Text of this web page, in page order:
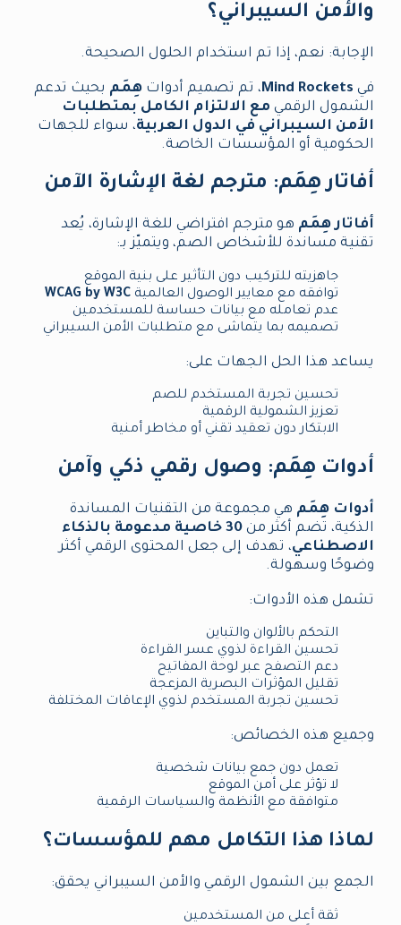
والأمن السيبراني؟
الإجابة: نعم، إذا تم استخدام الحلول الصحيحة.
في Mind Rockets، تم تصميم أدوات هِمَم بحيث تدعم
الشمول الرقمي مع الالتزام الكامل بمتطلبات
الأمن السيبراني في الدول العربية، سواء للجهات
الحكومية أو المؤسسات الخاصة.
أفاتار هِمَم: مترجم لغة الإشارة الآمن
أفاتار هِمَم هو مترجم افتراضي للغة الإشارة، يُعد
تقنية مساندة للأشخاص الصم، ويتميّز بـ:
جاهزيته للتركيب دون التأثير على بنية الموقع
توافقه مع معايير الوصول العالمية WCAG by W3C
عدم تعامله مع بيانات حساسة للمستخدمين
تصميمه بما يتماشى مع متطلبات الأمن السيبراني
يساعد هذا الحل الجهات على:
تحسين تجربة المستخدم للصم
تعزيز الشمولية الرقمية
الابتكار دون تعقيد تقني أو مخاطر أمنية
أدوات هِمَم: وصول رقمي ذكي وآمن
أدوات هِمَم هي مجموعة من التقنيات المساندة
الذكية، تضم أكثر من
30 خاصية مدعومة بالذكاء
الاصطناعي، تهدف إلى جعل المحتوى الرقمي أكثر
وضوحًا وسهولة.
تشمل هذه الأدوات:
التحكم بالألوان والتباين
تحسين القراءة لذوي عسر القراءة
دعم التصفح عبر لوحة المفاتيح
تقليل المؤثرات البصرية المزعجة
تحسين تجربة المستخدم لذوي الإعاقات المختلفة
وجميع هذه الخصائص:
تعمل دون جمع بيانات شخصية
لا تؤثر على أمن الموقع
متوافقة مع الأنظمة والسياسات الرقمية
لماذا هذا التكامل مهم للمؤسسات؟
الجمع بين الشمول الرقمي والأمن السيبراني يحقق:
ثقة أعلى من المستخدمين